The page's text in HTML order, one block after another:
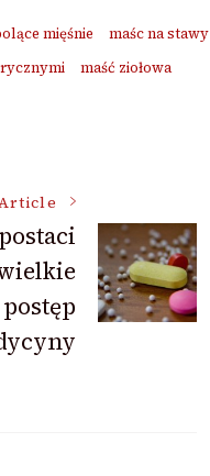
mięśnie
maśc na stawy
maść ziołowa